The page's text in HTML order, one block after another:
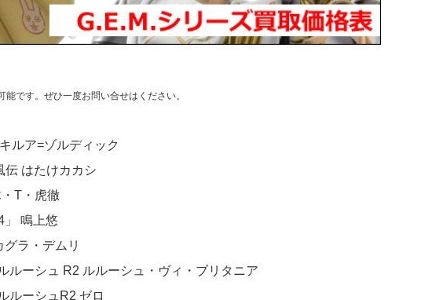
です。ぜひ一度お問い合せはください。
ルア=ゾルディック
伝 はたけカカシ
T・虎徹
」 鳴上悠
ラ・デムリ
ルーシュ R2 ルルーシュ・ヴィ・ブリタニア
ルーシュR2 ゼロ